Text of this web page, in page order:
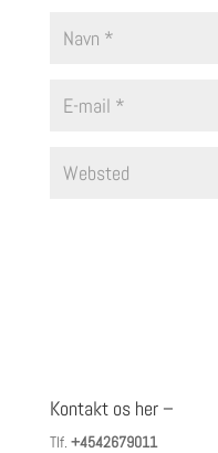
Kontakt os her –
Tlf. +4542679011